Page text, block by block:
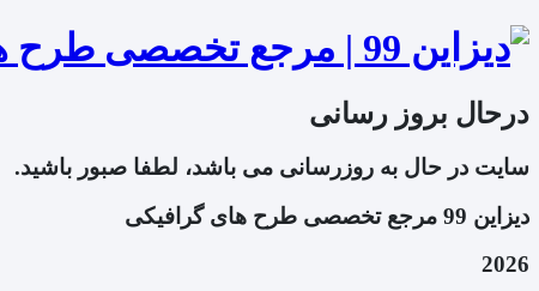
درحال بروز رسانی
سایت در حال به روزرسانی می باشد، لطفا صبور باشید.
دیزاین 99 مرجع تخصصی طرح های گرافیکی
2026